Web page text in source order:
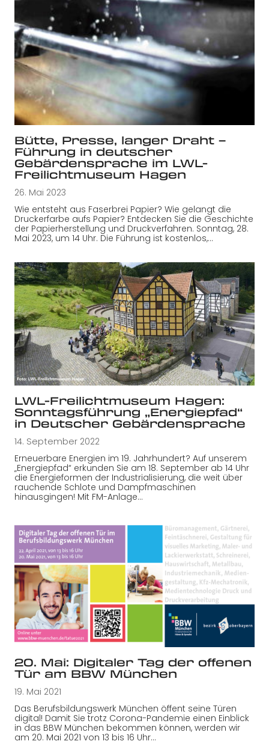
Bütte, Presse, langer Draht –
Führung in deutscher
Gebärdensprache im LWL-
Freilichtmuseum Hagen
26. Mai 2023
Wie entsteht aus Faserbrei Papier? Wie gelangt die
Druckerfarbe aufs Papier? Entdecken Sie die Geschichte
der Papierherstellung und Druckverfahren. Sonntag, 28.
Mai 2023, um 14 Uhr. Die Führung ist kostenlos,…
LWL-Freilichtmuseum Hagen:
Sonntagsführung „Energiepfad“
in Deutscher Gebärdensprache
14. September 2022
Erneuerbare Energien im 19. Jahrhundert? Auf unserem
„Energiepfad“ erkunden Sie am 18. September ab 14 Uhr
die Energieformen der Industrialisierung, die weit über
rauchende Schlote und Dampfmaschinen
hinausgingen! Mit FM-Anlage…
20. Mai: Digitaler Tag der offenen
Tür am BBW München
19. Mai 2021
Das Berufsbildungswerk München öffent seine Türen
digital! Damit Sie trotz Corona-Pandemie einen Einblick
in das BBW München bekommen können, werden wir
am 20. Mai 2021 von 13 bis 16 Uhr…